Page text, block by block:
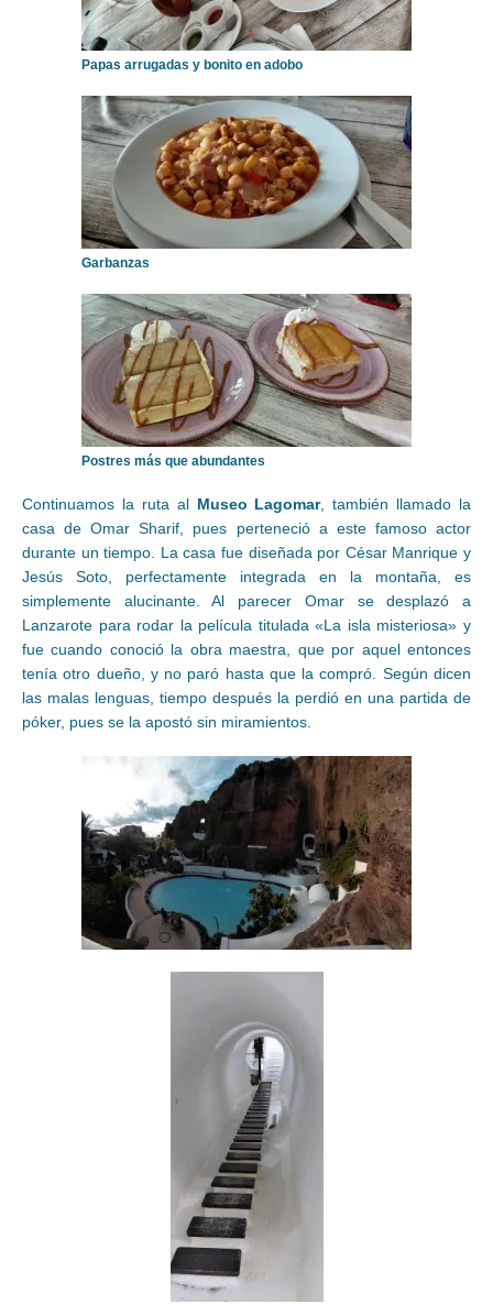
Papas arrugadas y bonito en adobo
Garbanzas
Postres más que abundantes
Continuamos la ruta al Museo Lagomar, también llamado la
casa de Omar Sharif, pues perteneció a este famoso actor
durante un tiempo. La casa fue diseñada por César Manrique y
Jesús Soto, perfectamente integrada en la montaña, es
simplemente alucinante. Al parecer Omar se desplazó a
Lanzarote para rodar la película titulada «La isla misteriosa» y
fue cuando conoció la obra maestra, que por aquel entonces
tenía otro dueño, y no paró hasta que la compró. Según dicen
las malas lenguas, tiempo después la perdió en una partida de
póker, pues se la apostó sin miramientos.